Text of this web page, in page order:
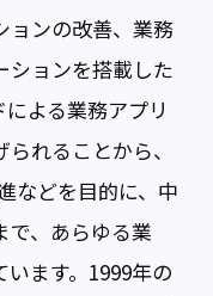
ョンの改善、業務
ションを搭載した
よる業務アプリ
れることから、
などを目的に、中
で、あらゆる業
ます。1999年の